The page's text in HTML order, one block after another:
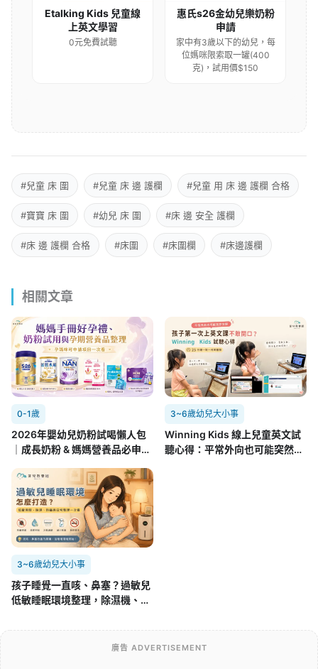
Etalking Kids 兒童線
上英文學習
0元免費試聽
惠氏s26金幼兒樂奶粉
申請
家中有3歲以下的幼兒，每
位媽咪限索取一罐(400
克)，試用價$150
#兒童 床 圍 #兒童 床 邊 護欄 #兒童 用 床 邊 護欄 合格
#寶寶 床 圍 #幼兒 床 圍 #床 邊 安全 護欄
#床 邊 護欄 合格 #床圍 #床圍欄 #床邊護欄
相關文章
0-1歲
2026年嬰幼兒奶粉試喝懶人包
｜成長奶粉 & 媽媽營養品必申請
3~6歲幼兒大小事
Winning Kids 線上兒童英文試
聽心得：平常外向也可能突然不
3~6歲幼兒大小事
孩子睡覺一直咳、鼻塞？過敏兒
低敏睡眠環境整理，除濕機、空
廣告 ADVERTISEMENT